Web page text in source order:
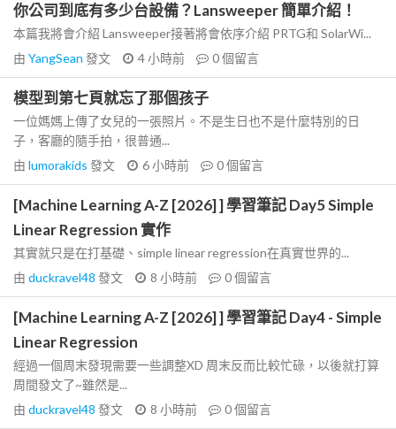
你公司到底有多少台設備？Lansweeper 簡單介紹！
本篇我將會介紹 Lansweeper接著將會依序介紹 PRTG和 SolarWi...
由 YangSean 發文 4 小時前 0個留言
模型到第七頁就忘了那個孩子
一位媽媽上傳了女兒的一張照片。不是生日也不是什麼特別的日
子，客廳的隨手拍，很普通...
由 lumorakids 發文 6 小時前 0個留言
[Machine Learning A-Z [2026] ] 學習筆記 Day5 Simple
Linear Regression 實作
其實就只是在打基礎、simple linear regression在真實世界的...
由 duckravel48 發文 8 小時前 0個留言
[Machine Learning A-Z [2026] ] 學習筆記 Day4 - Simple
Linear Regression
經過一個周末發現需要一些調整XD 周末反而比較忙碌，以後就打算
周間發文了~雖然是...
由 duckravel48 發文 8 小時前 0個留言